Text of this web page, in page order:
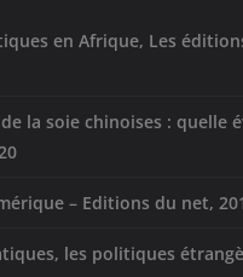
en Afrique, Les
la soie chinoises : quelle
– Editions du net,
les politiques